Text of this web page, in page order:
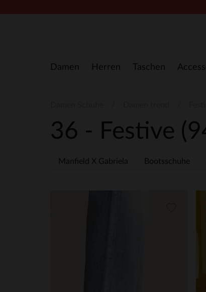
Damen Herren Taschen
36 - Festive
Manfield X Gabriela Bootsschuhe